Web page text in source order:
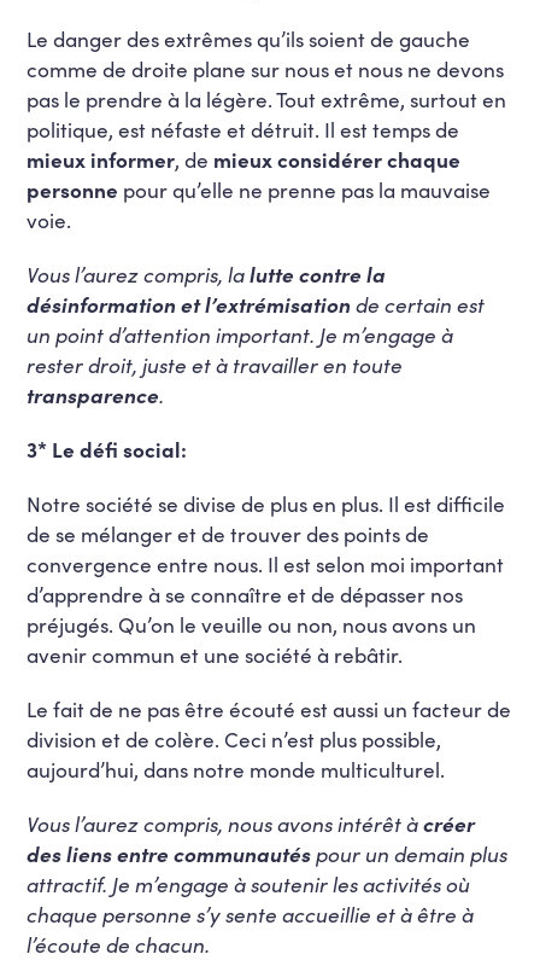
Le danger des extrêmes qu’ils soient de gauche
comme de droite plane sur nous et nous ne devons
pas le prendre à la légère. Tout extrême, surtout en
politique, est néfaste et détruit. Il est temps de
mieux informer, de mieux considérer chaque
personne pour qu’elle ne prenne pas la mauvaise
voie.
Vous l’aurez compris, lalutte contre la
désinformation et l’extrémisation de certain est
un point d’attention important. Je m’engage à
rester droit, juste et à travailler en toute
transparence.
3* Le défi social:
Notre société se divise de plus en plus. Il est difficile
de se mélanger et de trouver des points de
convergence entre nous. Il est selon moi important
d’apprendre à se connaître et de dépasser nos
préjugés. Qu’on le veuille ou non, nous avons un
avenir commun et une société à rebâtir.
Le fait de ne pas être écouté est aussi un facteur de
division et de colère. Ceci n’est plus possible,
aujourd’hui, dans notre monde multiculturel.
Vous l’aurez compris, nous avons intérêt àcréer
des liens entre communautéspour un demain plus
attractif. Je m’engage à soutenir les activités où
chaque personne s’y sente accueillie et à être à
l’écoute de chacun.